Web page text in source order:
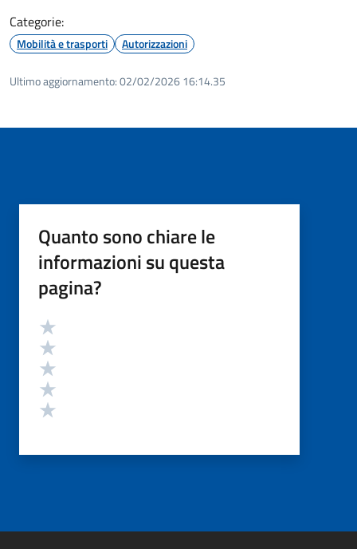
Categorie:
Mobilità e trasporti Autorizzazioni
Ultimo aggiornamento:02/02/2026 16:14.35
Quanto sono chiare le
informazioni su questa
pagina?
Valutazione